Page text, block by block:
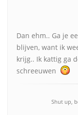
Dan ehm.. Ga je
blijven, want ik
krijg.. Ik kattig ga
schreeuwen
Shut up,